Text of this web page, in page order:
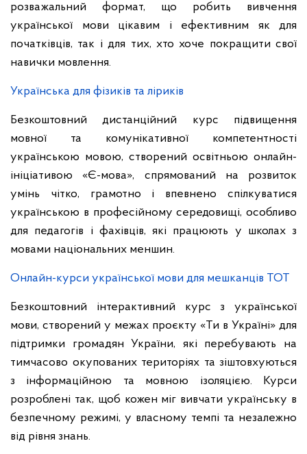
розважальний формат, що робить вивчення
української мови цікавим і ефективним як для
початківців, так і для тих, хто хоче покращити свої
навички мовлення.
Українська для фізиків та ліриків
Безкоштовний дистанційний курс підвищення
мовної та комунікативної компетентності
українською мовою, створений освітньою онлайн-
ініціативою «Є-мова», спрямований на розвиток
умінь чітко, грамотно і впевнено спілкуватися
українською в професійному середовищі, особливо
для педагогів і фахівців, які працюють у школах з
мовами національних меншин.
Онлайн-курси української мови для мешканців ТОТ
Безкоштовний інтерактивний курс з української
мови, створений у межах проєкту «Ти в Україні» для
підтримки громадян України, які перебувають на
тимчасово окупованих територіях та зіштовхуються
з інформаційною та мовною ізоляцією. Курси
розроблені так, щоб кожен міг вивчати українську в
безпечному режимі, у власному темпі та незалежно
від рівня знань.